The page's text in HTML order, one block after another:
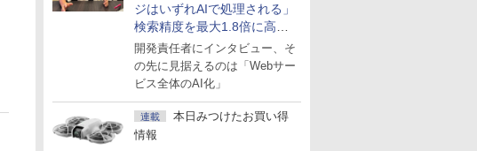
ジはいずれAIで処理される」
検索精度を最大1.8倍に高め
た「GMO AI RAG」は無償の
OSS版で「1社1RAG」を目
指す
開発責任者にインタビュー、そ
の先に見据えるのは「Webサー
ビス全体のAI化」
連載
本日みつけたお買い得
情報